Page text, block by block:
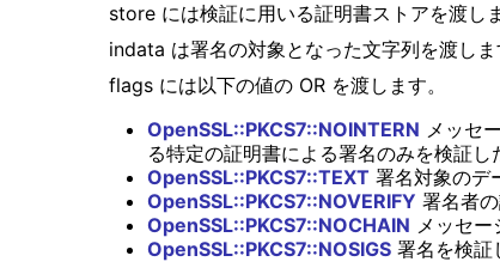
store には検証に用いる証明書ストアを渡し
indata は署名の対象となった文字列を渡し
flags には以下の値の OR を渡します。
OpenSSL::PKCS7::NOINTERN メッセ
る特定の証明書による署名のみを検証し
OpenSSL::PKCS7::TEXT 署名対象のデ
OpenSSL::PKCS7::NOVERIFY 署名者
OpenSSL::PKCS7::NOCHAIN メッセー
OpenSSL::PKCS7::NOSIGS署名を検証